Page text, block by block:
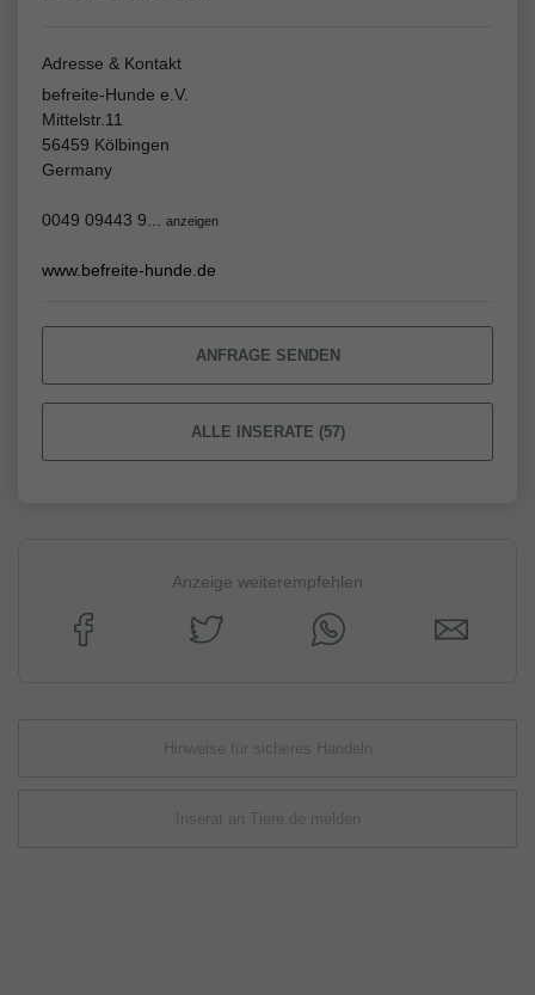
Adresse & Kontakt
befreite-Hunde e.V.
Mittelstr.11
56459 Kölbingen
Germany
0049 09443 9... anzeigen
www.befreite-hunde.de
ANFRAGE SENDEN
ALLE INSERATE (57)
Anzeige weiterempfehlen
Hinweise für sicheres Handeln
Inserat an Tiere.de melden